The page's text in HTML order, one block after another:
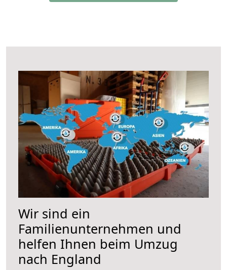
Wir sind ein
Familienunternehmen und
helfen Ihnen beim Umzug
nach England